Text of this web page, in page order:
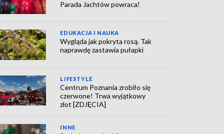
Parada Jachtów powraca!
EDUKACJA I NAUKA
Wygląda jak pokryta rosą. Tak
naprawdę zastawia pułapki
LIFESTYLE
Centrum Poznania zrobiło się
czerwone! Trwa wyjątkowy
zlot [ZDJĘCIA]
INNE